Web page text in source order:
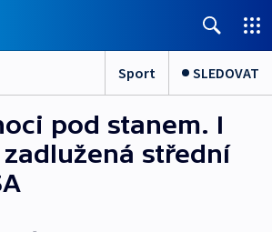
Sport SLEDOVAT
pod stanem. I
střední